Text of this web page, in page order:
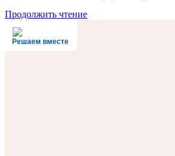
Продолжить чтение
Решаем вместе